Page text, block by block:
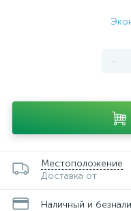
-
Местоположение
Доставка от
Наличный и